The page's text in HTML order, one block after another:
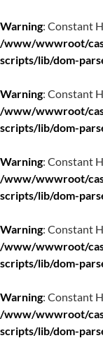
Warning: Constant
/www/wwwroot/
scripts/lib/dom-
Warning: Constant
/www/wwwroot/
scripts/lib/dom-
Warning: Constant
/www/wwwroot/
scripts/lib/dom-
Warning: Constant
/www/wwwroot/
scripts/lib/dom-
Warning: Constant
/www/wwwroot/
scripts/lib/dom-